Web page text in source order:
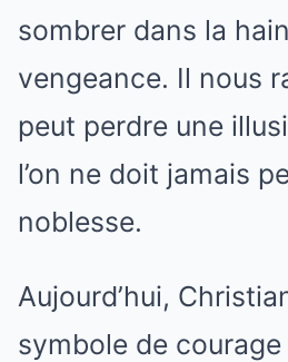
sombrer dans la
vengeance. Il nous
peut perdre une
l’on ne doit jamais
noblesse.
Aujourd’hui,
symbole de